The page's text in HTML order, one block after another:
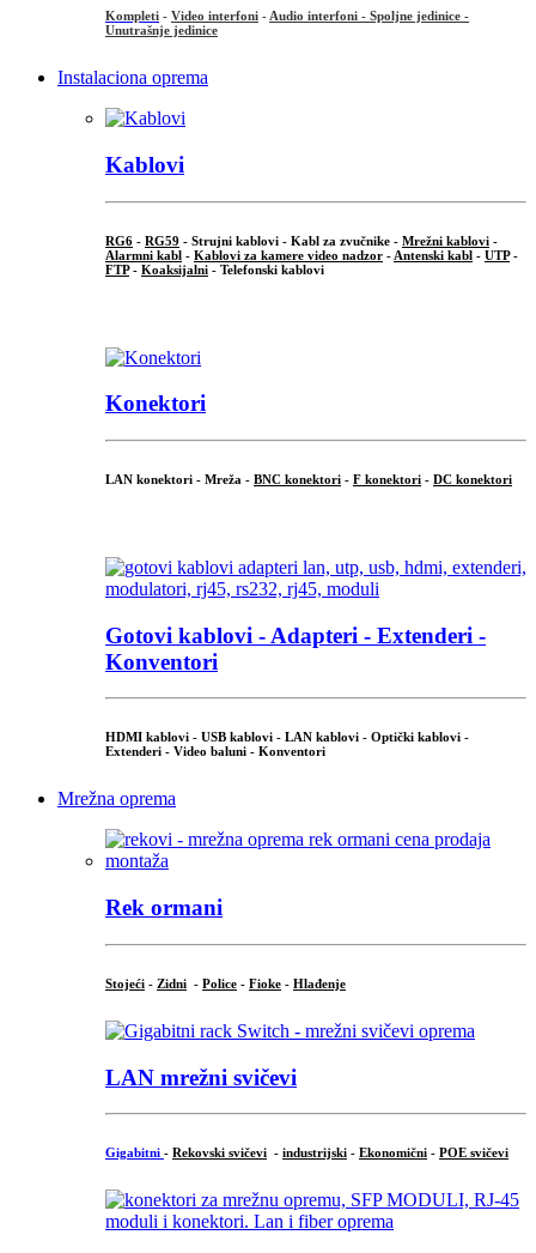
Kompleti - Video interfoni - Audio interfoni - Spoljne jedinice -
Unutrašnje jedinice
Instalaciona oprema
Kablovi
RG6 - RG59 - Strujni kablovi - Kabl za zvučnike - Mrežni kablovi -
Alarmni kabl - Kablovi za kamere video nadzor - Antenski kabl - UTP-
FTP- Koaksijalni - Telefonski kablovi
Konektori
LAN konektori - Mreža - BNC konektori - F konektori - DC konektori
Gotovi kablovi - Adapteri - Extenderi -
Konventori
HDMI kablovi - USB kablovi - LAN kablovi - Optički kablovi -
Extenderi - Video baluni - Konventori
Mrežna oprema
Rek ormani
Stojeći - Zidni - Police - Fioke - Hlađenje
LAN mrežni svičevi
Gigabitni - Rekovski svičevi - industrijski - Ekonomični - POE svičevi